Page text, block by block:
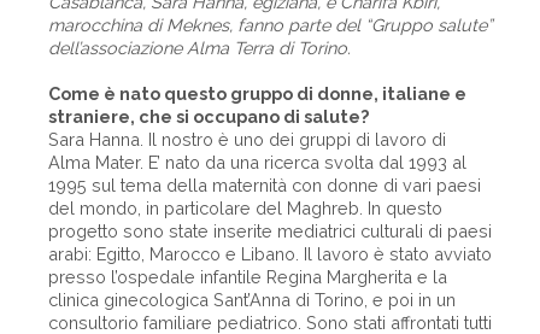
marocchina di Meknes, fanno parte del “Gruppo salute”
dell’associazione Alma Terra di Torino.
Come è nato questo gruppo di donne, italiane e
straniere, che si occupano di salute?
Sara Hanna. Il nostro è uno dei gruppi di lavoro di
Alma Mater. E’ nato da una ricerca svolta dal 1993 al
1995 sul tema della maternità con donne di vari paesi
del mondo, in particolare del Maghreb. In questo
progetto sono state inserite mediatrici culturali di paesi
arabi: Egitto, Marocco e Libano. Il lavoro è stato avviato
presso l’ospedale infantile Regina Margherita e la
clinica ginecologica Sant’Anna di Torino, e poi in un
consultorio familiare pediatrico. Sono stati affrontati tutti